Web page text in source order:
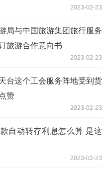
2023-02-23
局与中国旅游集团旅行服务
旅游合作意向书
2023-02-23
台这个工会服务阵地受到货
赞
2023-02-23
自动转存利息怎么算 是这
2023-02-23